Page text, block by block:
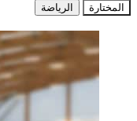
المختارة الرياضة